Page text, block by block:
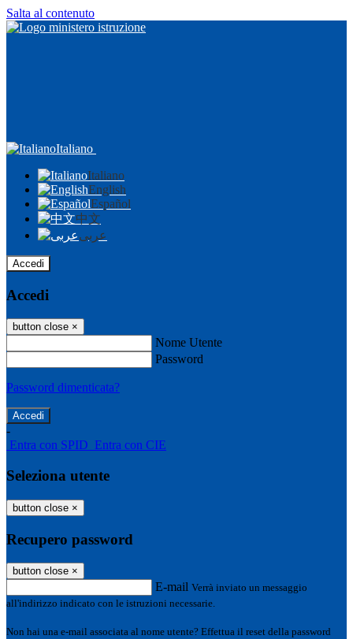
Salta al contenuto
Italiano
Italiano
English
Español
中文
عربى
Accedi
Accedi
button close ×
Nome Utente
Password
Password dimenticata?
-
Entra con SPID Entra con CIE
Seleziona utente
button close ×
Recupero password
button close ×
E-mail Verrà inviato un messaggio
all'indirizzo indicato con le istruzioni necessarie.
Non hai una e-mail associata al nome utente? Effettua il reset della password